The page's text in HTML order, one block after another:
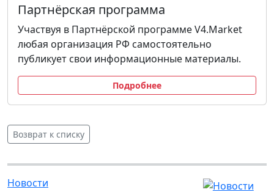
Партнёрская программа
Участвуя в Партнёрской программе V4.Market
любая организация РФ самостоятельно
публикует свои информационные материалы.
Подробнее
Возврат к списку
Новости